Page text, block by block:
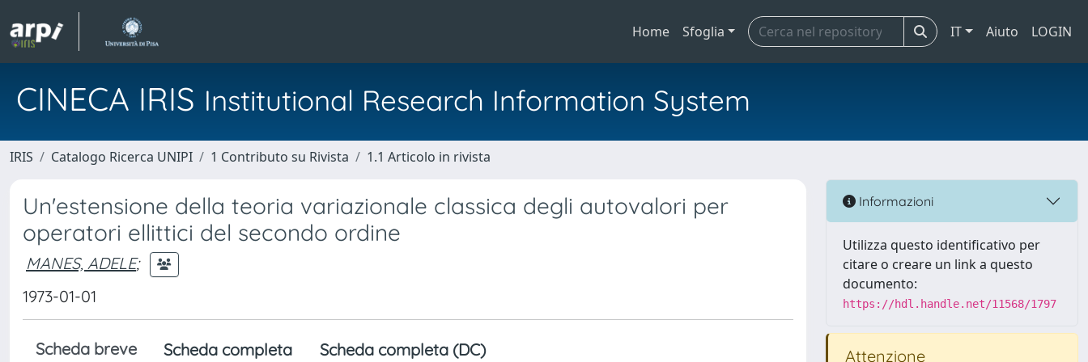
Home Sfoglia IT Aiuto LOGIN
CINECA IRIS Institutional Research Information System
IRIS Catalogo Ricerca UNIPI 1 Contributo su Rivista 1.1 Articolo in rivista
Un'estensione della teoria variazionale classica degli autovalori per
operatori ellittici del secondo ordine
MANES, ADELE;
1973-01-01
Scheda breve Scheda completa Scheda completa (DC)
Informazioni
Utilizza questo identificativo per
citare o creare un link a questo
documento:
https://hdl.handle.net/11568/1797
Attenzione